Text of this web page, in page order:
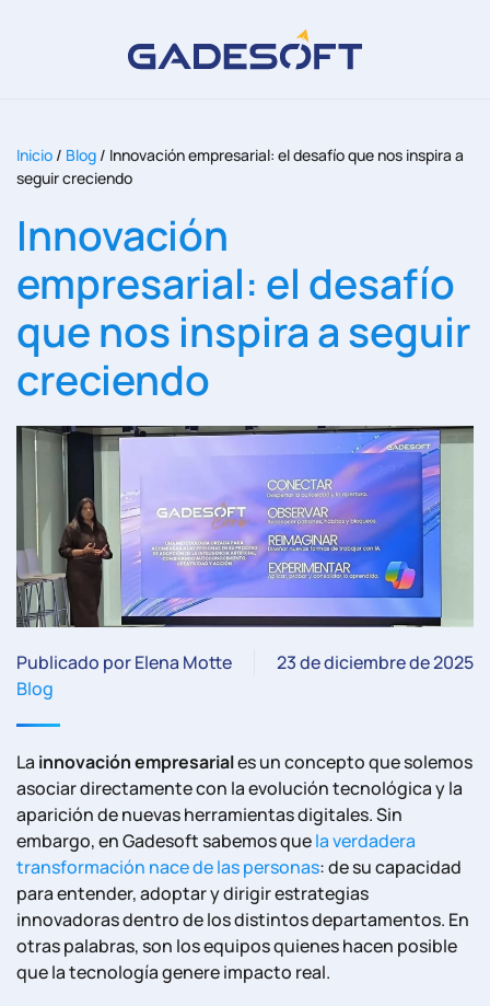
Inicio / Blog / Innovación empresarial: el desafío que nos inspira a
seguir creciendo
Innovación
empresarial: el desafío
que nos inspira a seguir
creciendo
Publicado por Elena Motte
23 de diciembre de 2025
Blog
La innovación empresariales un concepto que solemos
asociar directamente con la evolución tecnológica y la
aparición de nuevas herramientas digitales. Sin
embargo, en Gadesoft sabemos quela verdadera
transformación nace de las personas: de su capacidad
para entender, adoptar y dirigir estrategias
innovadoras dentro de los distintos departamentos. En
otras palabras, son los equipos quienes hacen posible
que la tecnología genere impacto real.